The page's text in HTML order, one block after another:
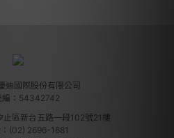
迪國際股份有限公司
編：54342742
止區新台五路一段102號21樓
(02) 2696-1681